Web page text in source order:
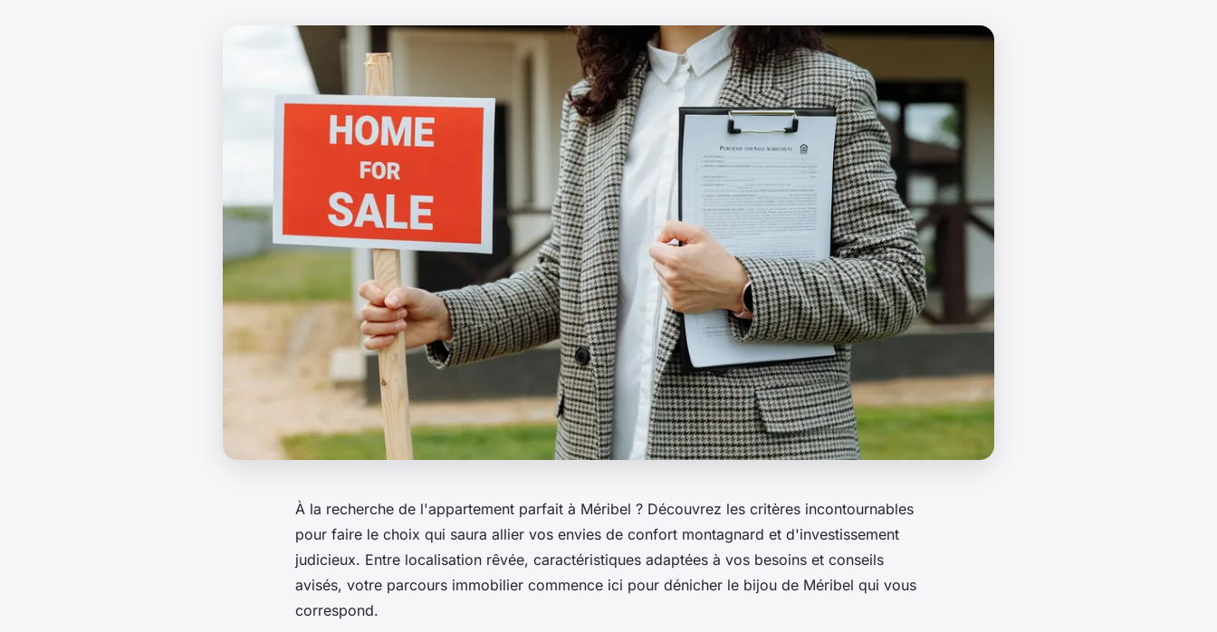
À la recherche de l'appartement parfait à Méribel ? Découvrez les critères incontournables
pour faire le choix qui saura allier vos envies de confort montagnard et d'investissement
judicieux. Entre localisation rêvée, caractéristiques adaptées à vos besoins et conseils
avisés, votre parcours immobilier commence ici pour dénicher le bijou de Méribel qui vous
correspond.